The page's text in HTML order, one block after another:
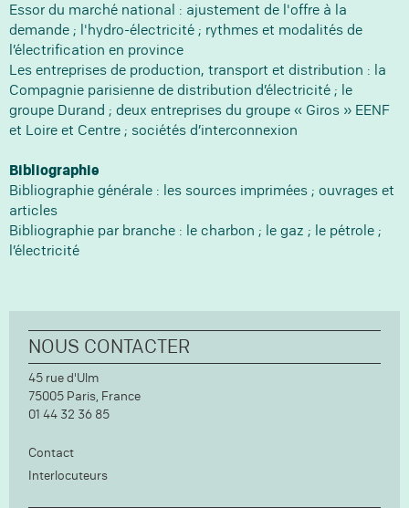
Essor du marché national : ajustement de l'offre à la
demande ; l'hydro-électricité ; rythmes et modalités de
l’électrification en province
Les entreprises de production, transport et distribution : la
Compagnie parisienne de distribution d’électricité ; le
groupe Durand ; deux entreprises du groupe « Giros » EENF
et Loire et Centre ; sociétés d’interconnexion
Bibliographie
Bibliographie générale : les sources imprimées ; ouvrages et
articles
Bibliographie par branche : le charbon ; le gaz ; le pétrole ;
l’électricité
NOUS CONTACTER
45 rue d'Ulm
75005 Paris, France
01 44 32 36 85
Contact
Interlocuteurs